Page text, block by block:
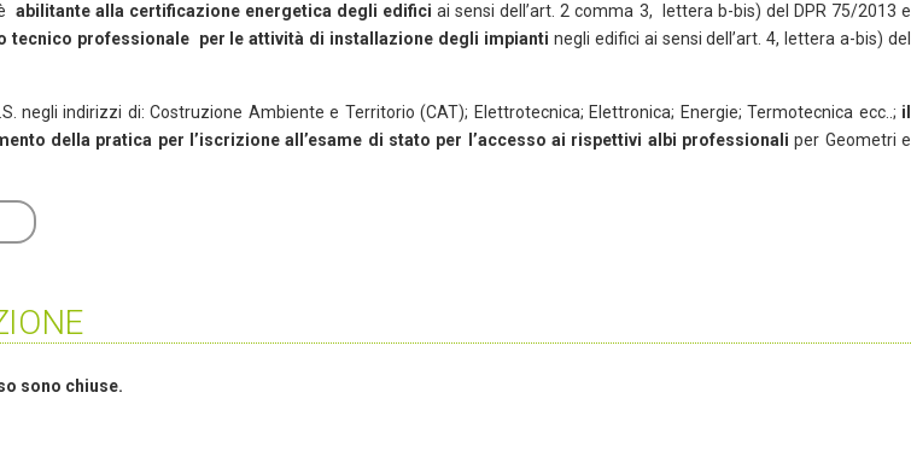
abilitante alla certificazione energetica degli edifici ai sensi dell’art. 2 comma 3, lettera b-bis) del DPR 75/2013 e
tecnico professionale per le attività di installazione degli impianti negli edifici ai sensi dell’art. 4, lettera a-bis) del
negli indirizzi di: Costruzione Ambiente e Territorio (CAT); Elettrotecnica; Elettronica; Energie; Termotecnica ecc..; il
della pratica per l’iscrizione all’esame di stato per l’accesso ai rispettivi albi professionali per Geometri e
sono chiuse.